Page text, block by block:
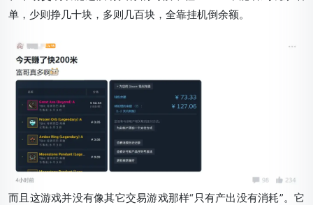
单，少则挣几十块，多则几百块，全靠挂机倒余额。
而且这游戏并没有像其它交易游戏那样“只有产出没有消耗”。它